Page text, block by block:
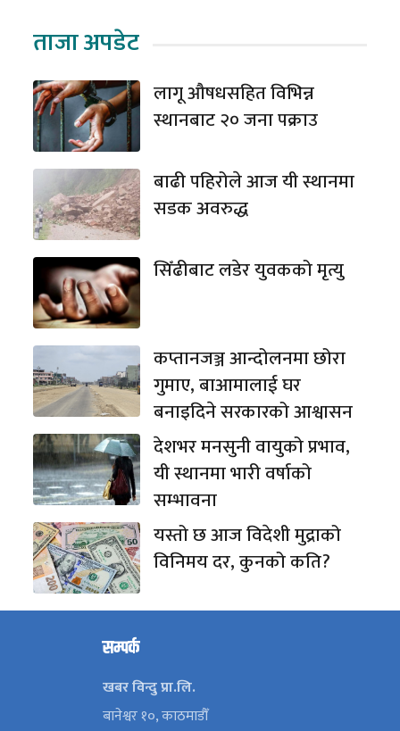
ताजा अपडेट
लागू औषधसहित विभिन्न
स्थानबाट २० जना पक्राउ
बाढी पहिरोले आज यी स्थानमा
सडक अवरुद्ध
सिँढीबाट लडेर युवकको मृत्यु
कप्तानजञ्ज आन्दोलनमा छोरा
गुमाए, बाआमालाई घर
बनाइदिने सरकारको आश्वासन
देशभर मनसुनी वायुको प्रभाव,
यी स्थानमा भारी वर्षाको
सम्भावना
यस्तो छ आज विदेशी मुद्राको
विनिमय दर, कुनको कति?
सम्पर्क
खबर विन्दु प्रा.लि.
बानेश्वर १०, काठमाडौँ